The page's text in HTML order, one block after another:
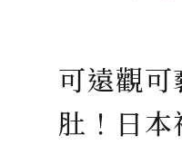
可遠觀
肚！日